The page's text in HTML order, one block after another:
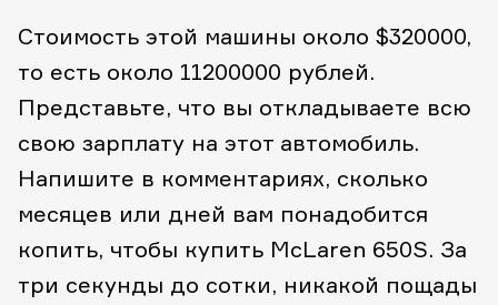
Стоимость этой машины около $320000,
то есть около 11200000 рублей.
Представьте, что вы откладываете всю
свою зарплату на этот автомобиль.
Напишите в комментариях, сколько
месяцев или дней вам понадобится
копить, чтобы купить McLaren 650S. За
три секунды до сотки, никакой пощады